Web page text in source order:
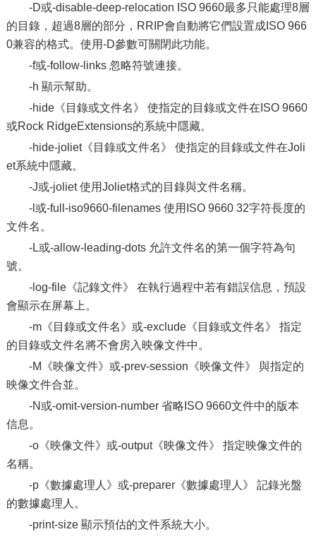
-D或-disable-deep-relocation ISO 9660最多只能處理8層
的目錄，超過8層的部分，RRIP會自動將它們設置成ISO 966
0兼容的格式。使用-D參數可關閉此功能。
-f或-follow-links 忽略符號連接。
-h 顯示幫助。
-hide《目錄或文件名》 使指定的目錄或文件在ISO 9660
或Rock RidgeExtensions的系統中隱藏。
-hide-joliet《目錄或文件名》 使指定的目錄或文件在Joli
et系統中隱藏。
-J或-joliet 使用Joliet格式的目錄與文件名稱。
-l或-full-iso9660-filenames 使用ISO 9660 32字符長度的
文件名。
-L或-allow-leading-dots 允許文件名的第一個字符為句
號。
-log-file《記錄文件》 在執行過程中若有錯誤信息，預設
會顯示在屏幕上。
-m《目錄或文件名》或-exclude《目錄或文件名》 指定
的目錄或文件名將不會房入映像文件中。
-M《映像文件》或-prev-session《映像文件》 與指定的
映像文件合並。
-N或-omit-version-number 省略ISO 9660文件中的版本
信息。
-o《映像文件》或-output《映像文件》 指定映像文件的
名稱。
-p《數據處理人》或-preparer《數據處理人》 記錄光盤
的數據處理人。
-print-size 顯示預估的文件系統大小。